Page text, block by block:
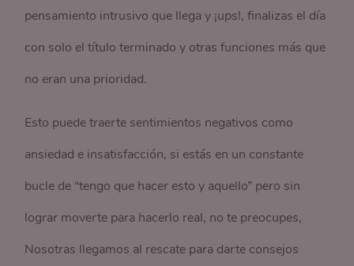
pensamiento intrusivo que llega y ¡ups!, finalizas el día
con solo el título terminado y otras funciones más que
no eran una prioridad.
Esto puede traerte sentimientos negativos como
ansiedad e insatisfacción, si estás en un constante
bucle de “tengo que hacer esto y aquello” pero sin
lograr moverte para hacerlo real, no te preocupes,
Nosotras llegamos al rescate para darte consejos